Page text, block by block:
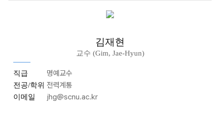
김재현
교수 (Gim, Jae-Hyun)
직급 명예교수
전공/학위 전력계통
이메일 jhg@scnu.ac.kr